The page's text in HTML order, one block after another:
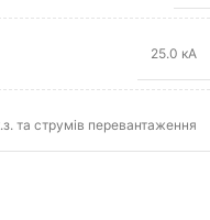
25.0 кА
та струмів перевантаження